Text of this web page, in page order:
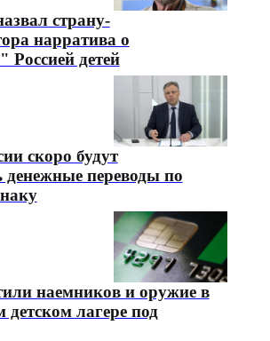
страну-
нарратива о
детей
скоро будут
денежные переводы по
наемников и оружие в
детском лагере под